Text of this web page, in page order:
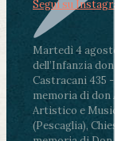
Martedì 4
dell’Infanzia don
Castracani 435 -
memoria di don
Artistico e Musicale
(Pescaglia),
Segui su Instagram